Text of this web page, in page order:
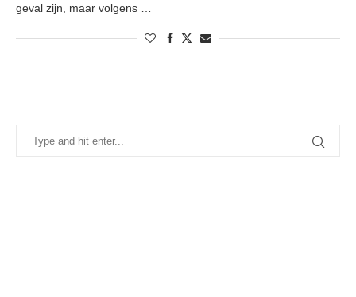
geval zijn, maar volgens …